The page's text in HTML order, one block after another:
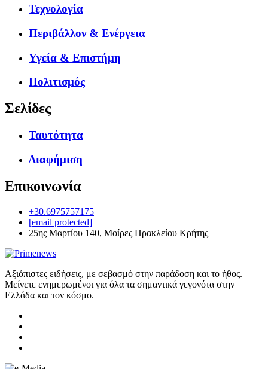
Τεχνολογία
Περιβάλλον & Ενέργεια
Υγεία & Επιστήμη
Πολιτισμός
Σελίδες
Ταυτότητα
Διαφήμιση
Επικοινωνία
+30.6975757175
[email protected]
25ης Μαρτίου 140, Μοίρες Ηρακλείου Κρήτης
Αξιόπιστες ειδήσεις, με σεβασμό στην παράδοση και το ήθος.
Μείνετε ενημερωμένοι για όλα τα σημαντικά γεγονότα στην
Ελλάδα και τον κόσμο.